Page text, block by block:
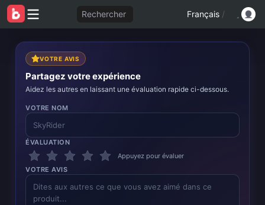
Rechercher Français /
VOTRE AVIS
Partagez votre expérience
Aidez les autres en laissant une évaluation rapide ci-dessous.
VOTRE NOM
ÉVALUATION
Appuyez pour évaluer
VOTRE AVIS